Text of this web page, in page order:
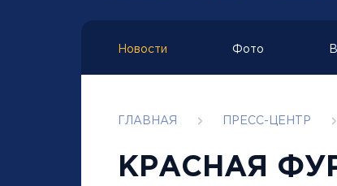
Новости Фото
ГЛАВНАЯ ПРЕСС-ЦЕНТР
КРАСНАЯ